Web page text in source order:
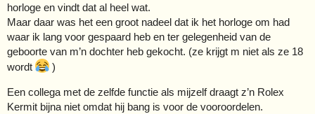
horloge en vindt dat al heel wat.
Maar daar was het een groot nadeel dat ik het horloge om had
waar ik lang voor gespaard heb en ter gelegenheid van de
geboorte van m’n dochter heb gekocht. (ze krijgt m niet als ze 18
wordt
)
Een collega met de zelfde functie als mijzelf draagt z’n Rolex
Kermit bijna niet omdat hij bang is voor de vooroordelen.